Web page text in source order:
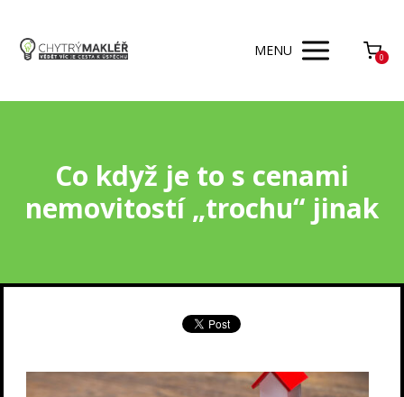
MENU 0
Co když je to s cenami
nemovitostí „trochu“ jinak